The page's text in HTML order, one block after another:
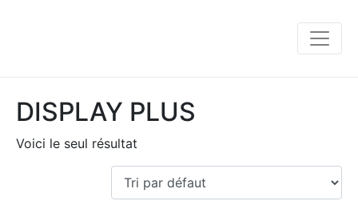
DISPLAY PLUS
Voici le seul résultat